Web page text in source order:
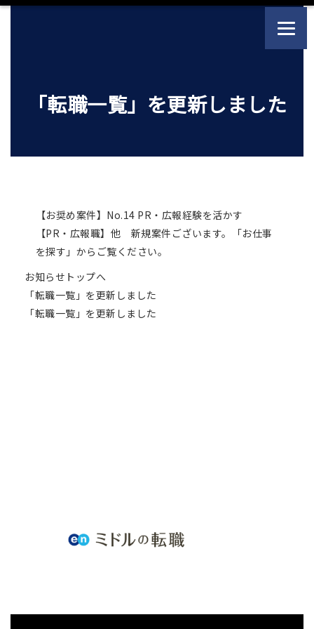
「転職一覧」を更新しました
【お奨め案件】No.14 PR・広報経験を活かす
【PR・広報職】他 新規案件ございます。「お仕事
を探す」からご覧ください。
お知らせトップへ
「転職一覧」を更新しました
「転職一覧」を更新しました